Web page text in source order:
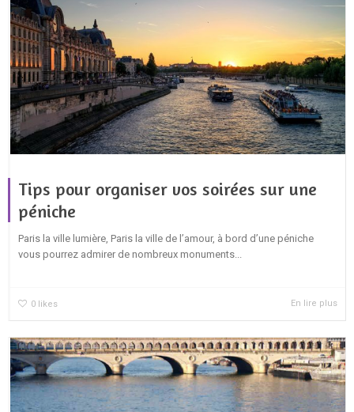
Tips pour organiser vos soirées sur une
péniche
Paris la ville lumière, Paris la ville de l’amour, à bord d’une péniche
vous pourrez admirer de nombreux monuments...
0 likes En lire plus